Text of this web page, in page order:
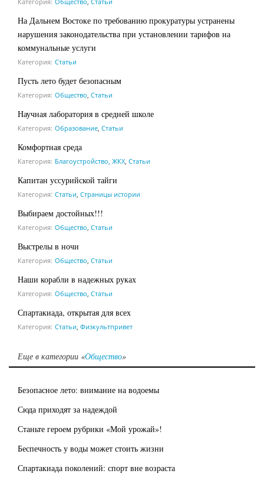
На Дальнем Востоке по требованию прокуратуры устранены
нарушения законодательства при установлении тарифов на
коммунальные услуги
Категория: Статьи
Пусть лето будет безопасным
Категория: Общество Статьи
Научная лаборатория в средней школе
Категория: Образование Статьи
Комфортная среда
Категория: Благоустройство, ЖКХ Статьи
Капитан уссурийской тайги
Категория: Статьи Страницы истории
Выбираем достойных!!!
Категория: Общество Статьи
Выстрелы в ночи
Категория: Общество Статьи
Наши корабли в надежных руках
Категория: Общество Статьи
Спартакиада, открытая для всех
Категория: Статьи Физкультпривет
Еще в категории «Общество»
Безопасное лето: внимание на водоемы
Сюда приходят за надеждой
Станьте героем рубрики «Мой урожай»!
Беспечность у воды может стоить жизни
Спартакиада поколений: спорт вне возраста